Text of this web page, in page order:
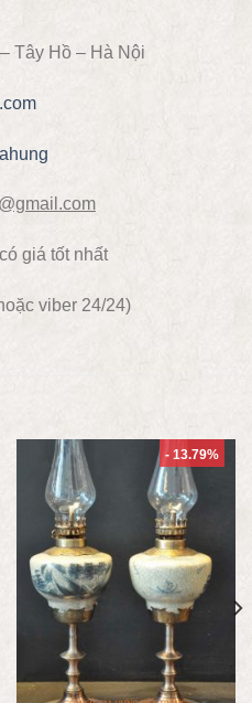
Tây Hồ – Hà Nội
giá tốt nhất
viber 24/24)
- 13.79%